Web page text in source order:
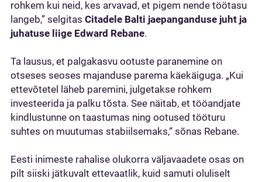
rohkem kui neid, kes arvavad, et pigem nende töötasu
langeb,” selgitas Citadele Balti jaepanganduse juht ja
juhatuse liige Edward Rebane.
Ta lausus, et palgakasvu ootuste paranemine on
otseses seoses majanduse parema käekäiguga. „Kui
ettevõtetel läheb paremini, julgetakse rohkem
investeerida ja palku tõsta. See näitab, et tööandjate
kindlustunne on taastumas ning ootused tööturu
suhtes on muutumas stabiilsemaks,“ sõnas Rebane.
Eesti inimeste rahalise olukorra väljavaadete osas on
pilt siiski jätkuvalt ettevaatlik, kuid samuti oluliselt